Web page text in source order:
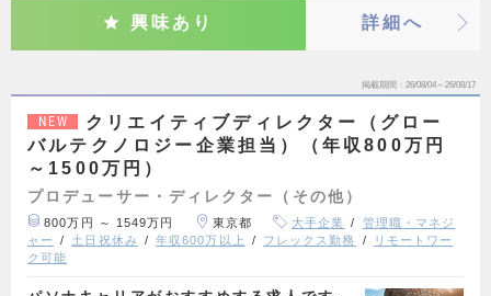
興味あり 詳細へ
掲載期間 26/08/04～26/08/17
NEW
クリエイティブディレクター（グロー
バルテクノロジー企業担当）（年収800万円
～1500万円）
プロデューサー・ディレクター（その他）
800万円 ～ 1549万円 東京都 大手企業
管理職・マネジ
ャー
土日祝休み 年収600万以上 フレックス勤務
リモートワー
ク可能